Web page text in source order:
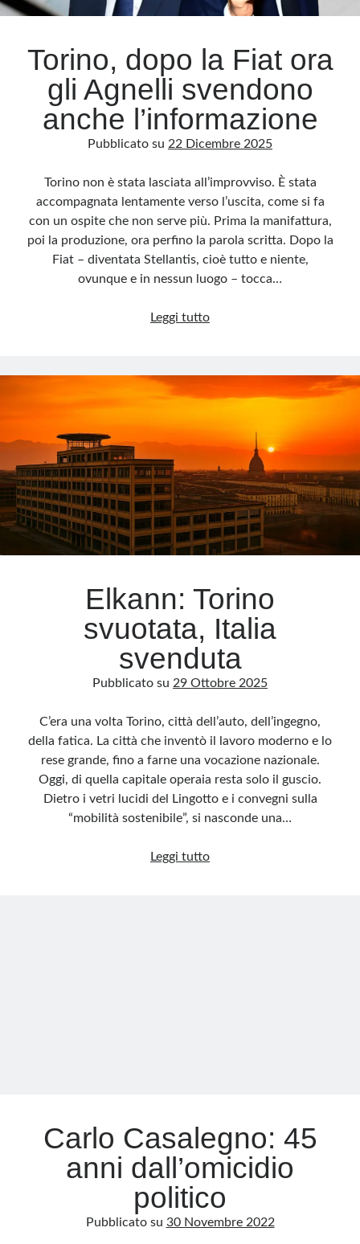
Torino, dopo la Fiat ora
gli Agnelli svendono
anche l’informazione
Pubblicato su 22 Dicembre 2025
Torino non è stata lasciata all’improvviso. È stata
accompagnata lentamente verso l’uscita, come si fa
con un ospite che non serve più. Prima la manifattura,
poi la produzione, ora perfino la parola scritta. Dopo la
Fiat – diventata Stellantis, cioè tutto e niente,
ovunque e in nessun luogo – tocca…
Leggi tuttoTorino,
Fiat
Agnelli
svendono
anche
l’informazione
Elkann: Torino
svuotata, Italia
svenduta
Pubblicato su 29 Ottobre 2025
C’era una volta Torino, città dell’auto, dell’ingegno,
della fatica. La città che inventò il lavoro moderno e lo
rese grande, fino a farne una vocazione nazionale.
Oggi, di quella capitale operaia resta solo il guscio.
Dietro i vetri lucidi del Lingotto e i convegni sulla
“mobilità sostenibile”, si nasconde una…
Leggi tuttoElkann:
Carlo Casalegno: 45
anni dall’omicidio
politico
Pubblicato su 30 Novembre 2022